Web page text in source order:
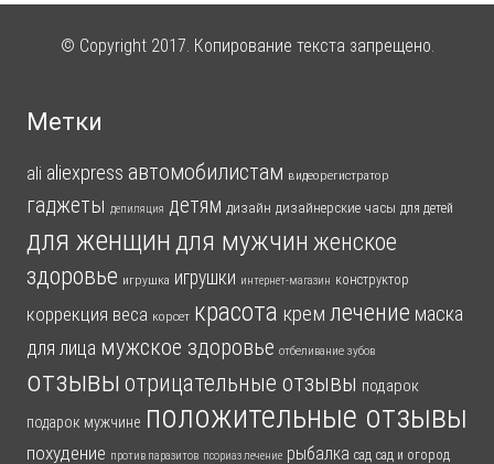
© Copyright 2017. Копирование текста запрещено.
Метки
ali aliexpress автомобилистам видеорегистратор
гаджеты депиляция детям дизайн дизайнерские часы для детей
для женщин для мужчин женское
здоровье игрушка игрушки интернет-магазин конструктор
коррекция веса корсет красота крем лечение маска
для лица мужское здоровье отбеливание зубов
отзывы отрицательные отзывы подарок
подарок мужчине положительные отзывы
похудение против паразитов псориаз лечение рыбалка сад сад и огород